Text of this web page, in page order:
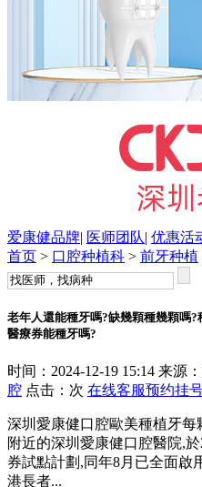
爱康健品牌| 医师团队| 优惠活
首页 > 口腔种植科 > 前牙种植
老年人還能種牙嗎?缺幾顆種幾顆嗎
醫療券能種牙嗎?
时间：2024-12-19 15:14 来源：
腔 点击： 次 在线客服预约挂
深圳愛康健口腔歐美種植牙每
附近的深圳愛康健口腔醫院,
券試點計劃,同年8月已全面啟
港長者...